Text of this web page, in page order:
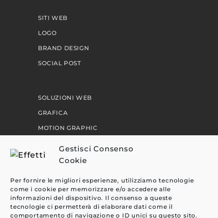
Gestisci Consenso
Cookie
Per fornire le migliori esperienze, utilizziamo tecnologie
come i cookie per memorizzare e/o accedere alle
informazioni del dispositivo. Il consenso a queste
tecnologie ci permetterà di elaborare dati come il
comportamento di navigazione o ID unici su questo sito.
SITI WEB
LOGO
BRAND DESIGN
SOCIAL POST
SOLUZIONI WEB
GRAFICA
MOTION GRAPHIC
EFFETTI
CLIENTI
BLOG